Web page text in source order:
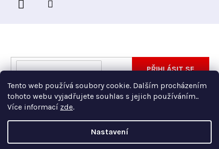
Tento web používá soubory cookie. Dalším procházením
tohoto webu vyjadřujete souhlas s jejich používáním..
Více informací zde.
Nastavení
Vložte svůj e-mail a my vám budeme zasílat informace
Vložením e-mailu souhlasíte spodmínkami ochrany
osobních údajů
PŘIHLÁSIT SE
Copyright 2026Xfer. Všechna práva vyhrazena.